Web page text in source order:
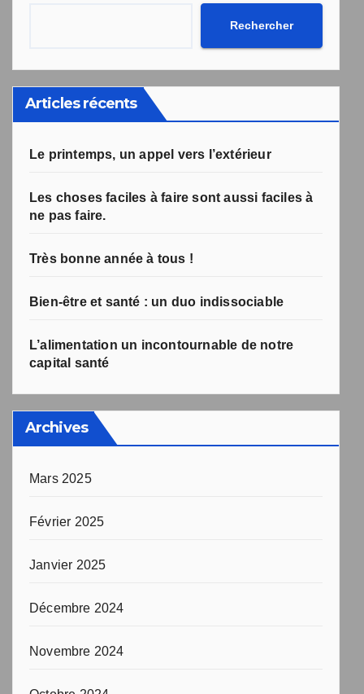
Rechercher
Articles récents
Le printemps, un appel vers l’extérieur
Les choses faciles à faire sont aussi faciles à
ne pas faire.
Très bonne année à tous !
Bien-être et santé : un duo indissociable
L’alimentation un incontournable de notre
capital santé
Archives
Mars 2025
Février 2025
Janvier 2025
Décembre 2024
Novembre 2024
Une erreur est survenue lors de la soumission du
formulaire. Merci de réessayer ou de recharger la page.
Votre inscription a bien été prise en compte, et le livre
numérique a été envoyé avec succès et devrait arriver
avez indiquée.